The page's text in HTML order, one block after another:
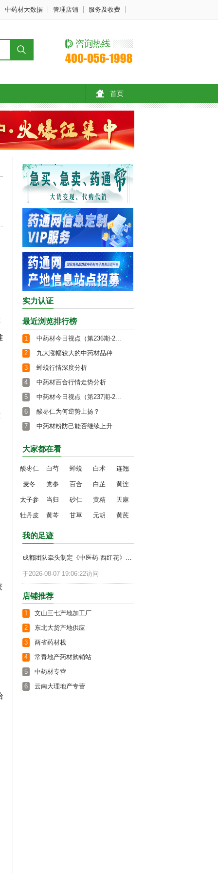
中药材大数据 管理店铺 服务及收费
首页
实力认证
最近浏览排行榜
1
中药材今日视点（第236期-2...
2
九大涨幅较大的中药材品种
3
蝉蜕行情深度分析
4
中药材百合行情走势分析
5
中药材今日视点（第237期-2...
6
酸枣仁为何逆势上扬？
7
中药材粉防己能否继续上升
大家都在看
酸枣仁 白芍 蝉蜕 白术 连翘
麦冬 党参 百合 白芷 黄连
太子参 当归 砂仁 黄精 天麻
牡丹皮 黄芩 甘草 元胡 黄芪
我的足迹
成都团队牵头制定《中医药-西红花》国际标准正式发布
于2026-08-07 19:06:22访问
店铺推荐
1
文山三七产地加工厂
2
东北大货产地供应
3
两省药材栈
4
常青地产药材购销站
5
中药材专营
6
云南大理地产专营